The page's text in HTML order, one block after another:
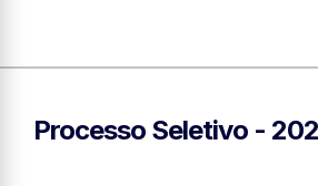
Processo Seletivo -